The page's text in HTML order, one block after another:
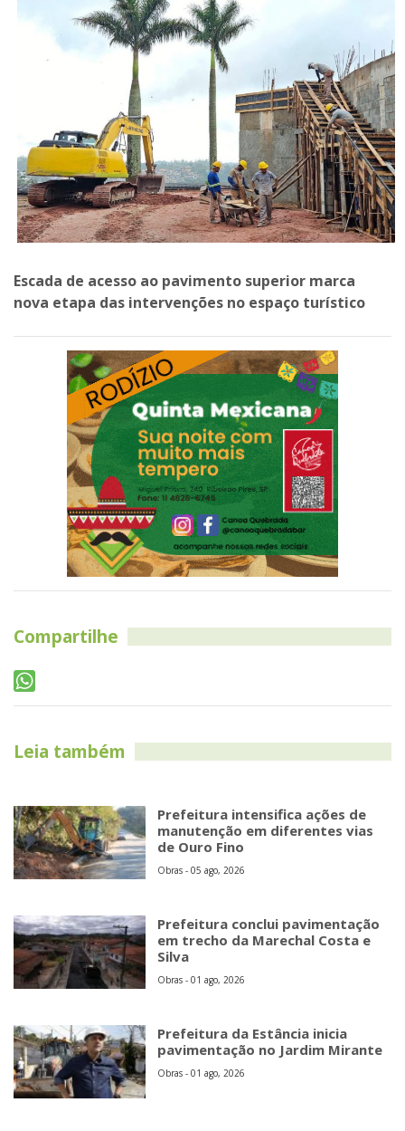
Escada de acesso ao pavimento superior marca
nova etapa das intervenções no espaço turístico
Compartilhe
Leia também
Prefeitura intensifica ações de
manutenção em diferentes vias
de Ouro Fino
Obras - 05 ago, 2026
Prefeitura conclui pavimentação
em trecho da Marechal Costa e
Silva
Obras - 01 ago, 2026
Prefeitura da Estância inicia
pavimentação no Jardim Mirante
Obras - 01 ago, 2026